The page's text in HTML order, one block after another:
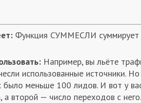
Функция СУММЕСЛИ суммирует
Например, вы льёте
использованные источники.
было меньше 100 лидов. И вот у
а второй — число переходов с него.